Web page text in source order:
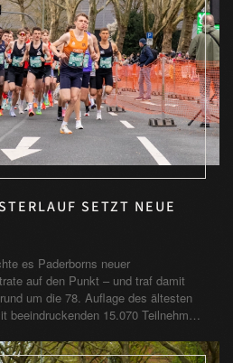
SETZT NEUE
es Paderborns neuer
auf den Punkt – und traf damit
um die 78. Auflage des ältesten
beeindruckenden 15.070 Teilnehm…